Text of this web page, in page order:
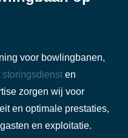
voor bowlingbanen,
storingsdienst en
zorgen wij voor
en optimale prestaties,
en exploitatie.